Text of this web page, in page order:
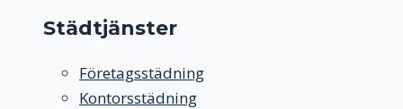
Städtjänster
Företagsstädning
Kontorsstädning